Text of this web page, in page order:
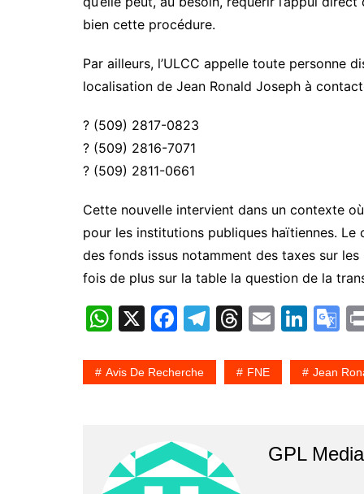
bien cette procédure.
Par ailleurs, l’ULCC appelle toute personne
localisation de Jean Ronald Joseph à
? (509) 2817-0823
? (509) 2816-7071
? (509) 2811-0661
Cette nouvelle intervient dans un contexte
pour les institutions publiques haïtiennes. Le
des fonds issus notamment des taxes sur
fois de plus sur la table la question de la
W
at
p
X
F
c
o
o
T
e
m
T
e
E
ai
Li
k
n
G
o
Tr
Avis De Recherche FNE Jean
GPL